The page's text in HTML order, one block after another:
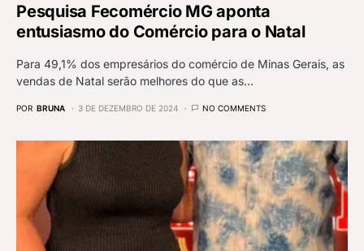
Pesquisa Fecomércio MG aponta
entusiasmo do Comércio para o Natal
Para 49,1% dos empresários do comércio de Minas Gerais, as
vendas de Natal serão melhores do que as…
POR BRUNA 3 DE DEZEMBRO DE 2024 NO COMMENTS